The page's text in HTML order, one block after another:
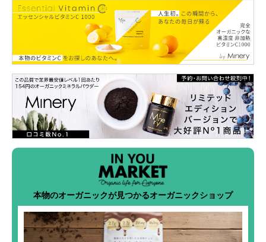
本物のオーガニックが見つかるオーガニックショップ